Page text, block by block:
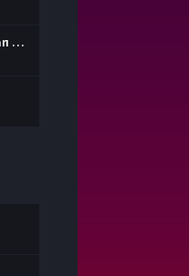
Harry Potter 8 Ölüm Yadirgarları Bölüm 2 İzle